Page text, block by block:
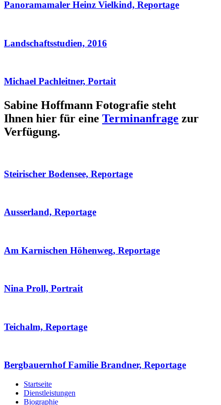
Panoramamaler Heinz Vielkind, Reportage
Landschaftsstudien, 2016
Michael Pachleitner, Portait
Sabine Hoffmann Fotografie steht
Ihnen hier für eine Terminanfrage zur
Verfügung.
Steirischer Bodensee, Reportage
Ausserland, Reportage
Am Karnischen Höhenweg, Reportage
Nina Proll, Portrait
Teichalm, Reportage
Bergbauernhof Familie Brandner, Reportage
Startseite
Dienstleistungen
Biographie